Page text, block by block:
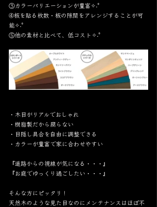
③カラーバリエーションが豊富✧˖°
➃板を貼る枚数・板の隙間をアレンジすることが可
能✧˖°
⑤他の素材と比べて、低コスト✧˖°
・木目がリアルでおしゃれ
・樹脂製だから腐らない
・目隠し具合を自由に調整できる
・カラーが豊富で家に合わせやすい
『道路からの視線が気になる・・・』
『お庭でゆっくり過ごしたい・・・』
そんな方にピッタリ！
天然木のような見た目なのにメンテナンスはほぼ不